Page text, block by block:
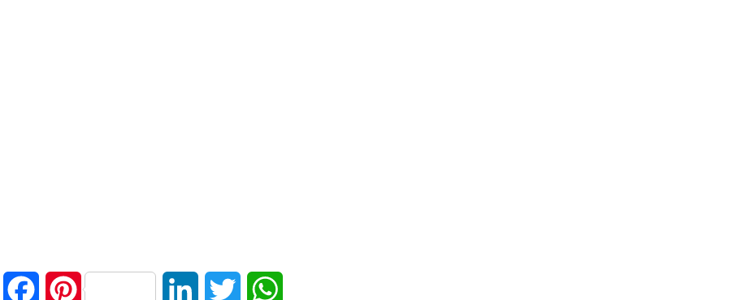
FacebookPinterest LinkedIn Twitter